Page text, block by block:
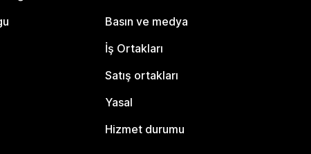
Basın ve medya
İş Ortakları
Satış ortakları
Yasal
Hizmet durumu